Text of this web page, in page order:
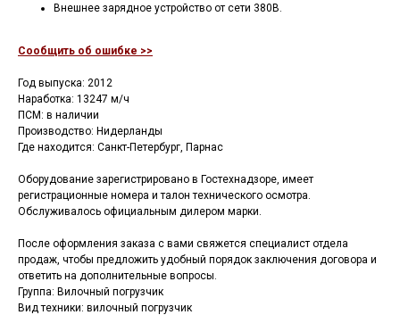
Внешнее зарядное устройство от сети 380В.
Сообщить об ошибке >>
Год выпуска: 2012
Наработка: 13247 м/ч
ПСМ: в наличии
Производство: Нидерланды
Где находится: Санкт-Петербург, Парнас
Оборудование зарегистрировано в Гостехнадзоре, имеет
регистрационные номера и талон технического осмотра.
Обслуживалось официальным дилером марки.
После оформления заказа с вами свяжется специалист отдела
продаж, чтобы предложить удобный порядок заключения договора и
ответить на дополнительные вопросы.
Группа: Вилочный погрузчик
Вид техники: вилочный погрузчик